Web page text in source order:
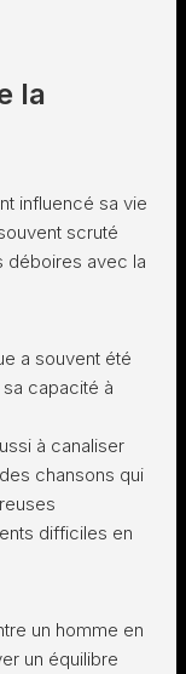
la
influencé sa vie
scruté
déboires avec la
a souvent été
capacité à
à canaliser
chansons qui
difficiles en
un homme en
un équilibre